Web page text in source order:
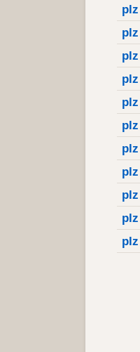
plz
plz
plz
plz
plz
plz
plz
plz
plz
plz
plz